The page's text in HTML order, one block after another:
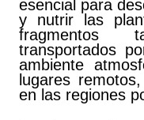
esencial para
y nutrir las
fragmentos
transportados
ambiente
lugares
en las regiones